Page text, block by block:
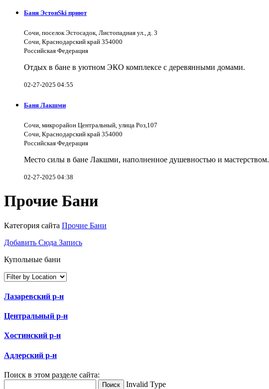
Баня ЭстонSki приют
Сочи, поселок Эстосадок, Листопадная ул., д. 3
Сочи, Краснодарский край 354000
Российская Федерация
Отдых в бане в уютном ЭКО комплексе с деревянными домами.
02-27-2025 04:55
Баня Лакшми
Сочи, микрорайон Центральный, улица Роз,107
Сочи, Краснодарский край 354000
Российская Федерация
Место силы в бане Лакшми, наполненное душевностью и мастерством.
02-27-2025 04:38
Прочие Бани
Категория сайта Прочие Бани
Добавить Сюда Запись
Купольные бани
Лазаревский р-н
Центральный р-н
Хостинский р-н
Адлерский р-н
Поиск в этом разделе сайта:
Поиск Invalid Type